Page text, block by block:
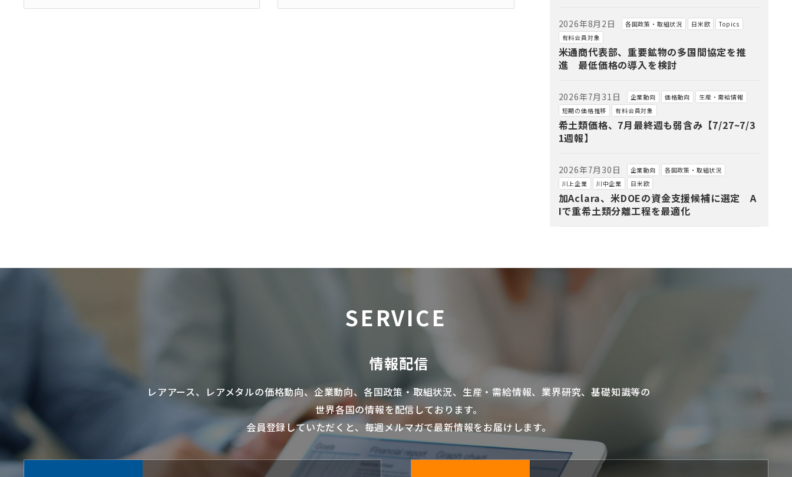
2026年8月2日 各国政策・取組状況 日米欧
Topics
有料会員対象
米通商代表部、重要鉱物の多国間協定を推
進 最低価格の導入を検討
2026年7月31日 企業動向 価格動向
生産・需給情報
短期の価格推移
有料会員対象
希土類価格、7月最終週も弱含み【7/27~7/3
1週報】
2026年7月30日 企業動向
各国政策・取組状況
川上企業
川中企業 日米欧
加Aclara、米DOEの資金支援候補に選定 A
Iで重希土類分離工程を最適化
SERVICE
情報配信
レアアース、 レアメタルの価格動向、企業動向、各国政策・取組状況、生産・需給情報、業界研究、基礎知識等の
世界各国の情報を配信しております。
会員登録していただくと、毎週メルマガで最新情報をお届けします。